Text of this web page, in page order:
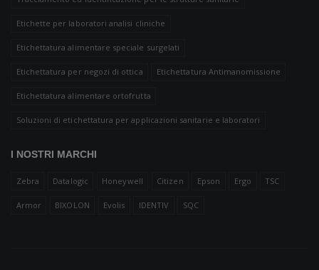
Etichette per laboratori analisi cliniche
Etichettatura alimentare speciale surgelati
Etichettatura per negozi di ottica Etichettatura Antimanomissione
Etichettatura alimentare ortofrutta
Soluzioni di etichettatura per applicazioni sanitarie e laboratori
I NOSTRI MARCHI
Zebra Datalogic Honeywell Citizen Epson Ergo TSC
Armor BIXOLON Evolis IDENTIV SQC